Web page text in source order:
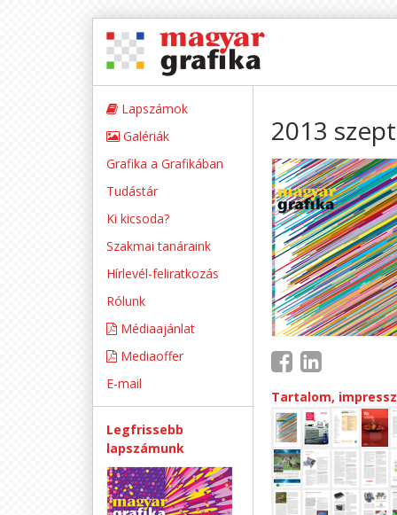
2013
Tartalom,
Lapszámok
Galériák
Grafika a Grafikában
Tudástár
Ki kicsoda?
Szakmai tanáraink
Hírlevél-feliratkozás
Rólunk
Médiaajánlat
Mediaoffer
E-mail
Legfrissebb
lapszámunk